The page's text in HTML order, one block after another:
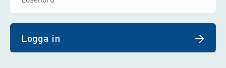
Logga in